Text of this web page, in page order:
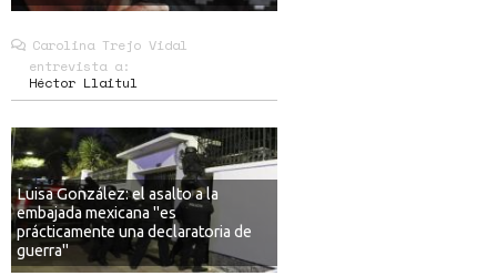
Carolina Trejo Vidal
entrevista a:
Héctor Llaitul
Luisa González: el asalto a la
embajada mexicana "es
prácticamente una declaratoria de
guerra"